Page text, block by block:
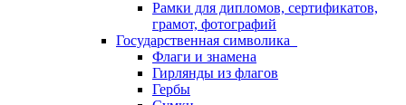
Рамки для дипломов, сертификатов,
грамот, фотографий
Государственная символика
Флаги и знамена
Гирлянды из флагов
Гербы